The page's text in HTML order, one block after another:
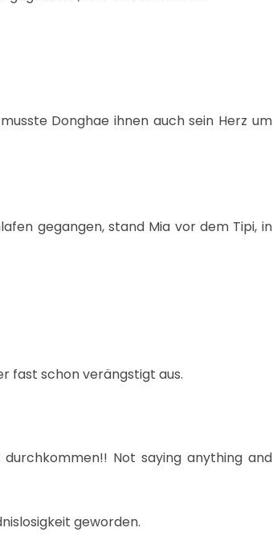
Donghae ihnen auch sein Herz um
gegangen, stand Mia vor dem Tipi, in
fast schon verängstigt aus.
Not saying anything and
geworden.